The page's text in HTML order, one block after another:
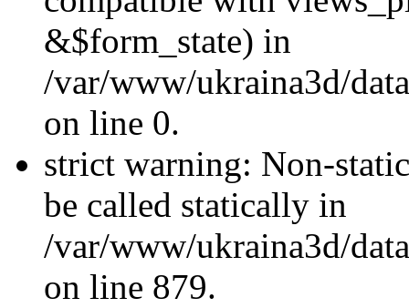
&$form_state) in
/var/www/ukraina3d/
on line 0.
strict warning: Non-
be called statically in
/var/www/ukraina3d/
on line 879.